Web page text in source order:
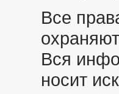
Все
Вся
носит